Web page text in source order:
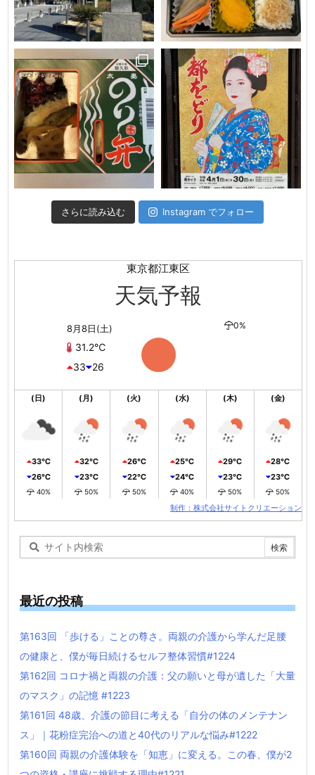
さらに読み込む Instagram でフォロー
東京都江東区
天気予報
8月8日(土)
31.2℃
33
26
0%
(日)
33℃
26℃
40%
(月)
32℃
23℃
50%
(火)
26℃
22℃
50%
(水)
25℃
24℃
40%
(木)
29℃
23℃
50%
(金)
28℃
23℃
50%
制作：株式会社サイトクリエーション
最近の投稿
第163回 「歩ける」ことの尊さ。両親の介護から学んだ足腰
の健康と、僕が毎日続けるセルフ整体習慣#1224
第162回 コロナ禍と両親の介護：父の願いと母が遺した「大量
のマスク」の記憶 #1223
第161回 48歳、介護の節目に考える「自分の体のメンテナン
ス」｜花粉症完治への道と40代のリアルな悩み#1222
第160回 両親の介護体験を「知恵」に変える。この春、僕が2